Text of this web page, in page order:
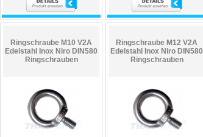
Ringschraube M10 V2A
Edelstahl Inox Niro DIN580
Ringschrauben
Ringschraube M12 V2A
Edelstahl Inox Niro DIN580
Ringschrauben